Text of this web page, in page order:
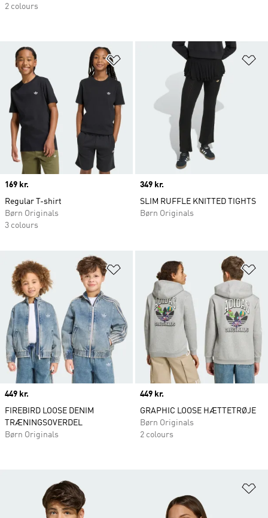
Føj til ønskeliste
Price
169 kr.
Regular T-shirt
Børn Originals
3 colours
Price
349 kr.
SLIM RUFFLE KNITTED TIGHTS
Børn Originals
Føj til ønskeliste
Price
449 kr.
FIREBIRD LOOSE DENIM
TRÆNINGSOVERDEL
Børn Originals
Price
449 kr.
GRAPHIC LOOSE HÆTTETRØJE
Børn Originals
2 colours
2 colours